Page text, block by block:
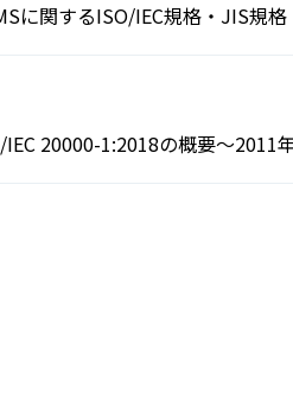
に関するISO/IEC規格・JIS規格
IEC 20000-1:2018の概要～2011